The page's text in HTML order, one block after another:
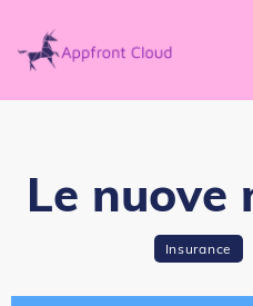
Le nuove
Insurance